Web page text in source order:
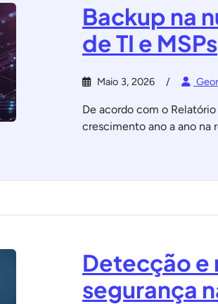
Backup na
de TI e MSPs
Maio 3, 2026
De acordo com o
crescimento ano a ano na
Detecção e
segurança